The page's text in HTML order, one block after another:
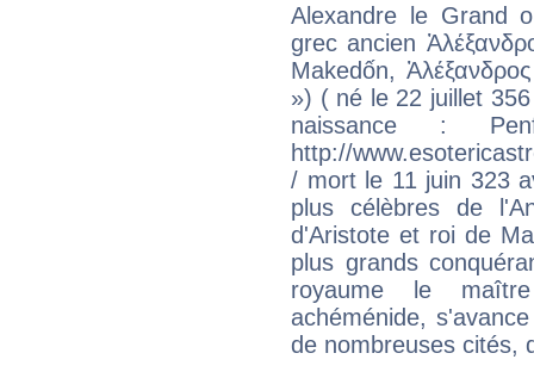
Alexandre le Grand
grec ancien
Makedốn,
») ( né le 22 juillet
naissance :
http://
/ mort le 11 juin 323
plus célèbres de
d'Aristote et roi de
plus grands
royaume le
achéménide,
de nombreuses cités,